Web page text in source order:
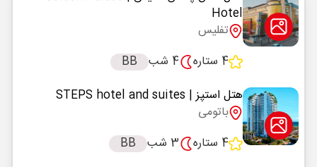
Hotel
تفلیس
4 ستاره
4 شب
BB
هتل استپز| STEPS hotel and suites
باتومی
4 ستاره
3 شب BB